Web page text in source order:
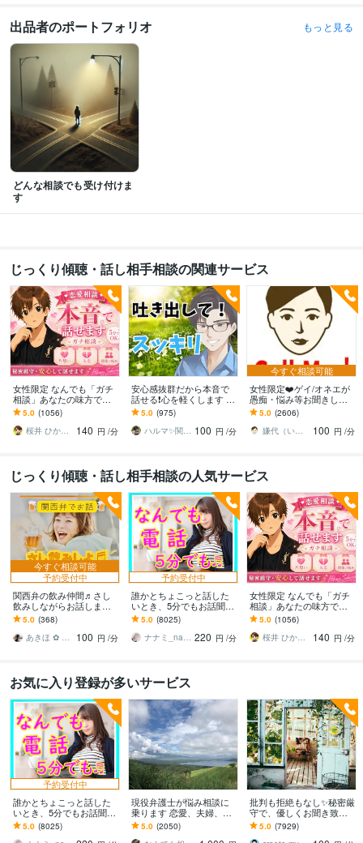
出品者のポートフォリオ もっと見る
どんな相談でも受け付けま
す
じっくり傾聴・話し相手相談の関連サービス
女性限定 なんでも「ガチ
相談」あなたの味方で話
ます 男性目線で、あなた
の恋の“答え”を言葉にしま
す。
5.0 (1056)
桜井 ひかる｜経験豊富の恋愛相談室
140 円 /分
安心感抜群だから本音で
話せる❗️心を軽くします あ
なたの気持ちを最優先✨否
定せず秘密厳守！愚痴・
雑談OK
5.0 (975)
ハルマ✨関西の傾聴マスター 100 円 /分
今すぐ相談可能
女性限定❤️ゲイ/オネエが
愚痴・悩み等お聞きしま
す 女性限定！ゲイ/オネエ
が恋愛/人間関係など何で
も聞くわよ！
5.0 (2606)
嫌代（いやよ）
100 円 /分
じっくり傾聴・話し相手相談の人気サービス
今すぐ相談可能
予約受付中
関西弁の飲み仲間♬さし
飲みしながらお話します
何となく話したい✨酔った
時のいい気分のまま⭐︎お話
しましょう
5.0 (368)
あきほ ✿ 元気を届ける関西女子✨
100 円 /分
予約受付中
誰かとちょこっと話した
いとき、5分でもお話聞き
ます 疲れた～、でもカウ
ンセリングじゃない、な
んとなく雑談聞いて～
5.0 (8025)
ナナミ_nanami 220 円 /分
女性限定 なんでも「ガチ
相談」あなたの味方で話
ます 男性目線で、あなた
の恋の“答え”を言葉にしま
す。
5.0 (1056)
桜井 ひかる｜経験豊富の恋愛相談室
140 円 /分
お気に入り登録が多いサービス
予約受付中
誰かとちょこっと話した
いとき、5分でもお話聞き
ます 疲れた～、でもカウ
ンセリングじゃない、な
5.0 (8025)
現役弁護士が悩み相談に
乗ります 恋愛、夫婦、学
校、会社、お金，単なる
愚痴など何でもOK！
5.0 (2050)
批判も拒絶もなし✨秘密厳
守で、優しくお聞き致し
ます ✨お試し１分から✨
違うかな？と思ったら途
5.0 (7929)